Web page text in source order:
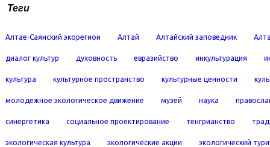
Теги
Алтае-Саянский экорегион Алтай Алтайский заповедник
диалог культур духовность евразийство инкультурация
культура культурное пространство культурные ценности
молодежное экологическое движение музей наука
синергетика социальное проектирование тенгрианство
экологическая культура экологические акции экологический